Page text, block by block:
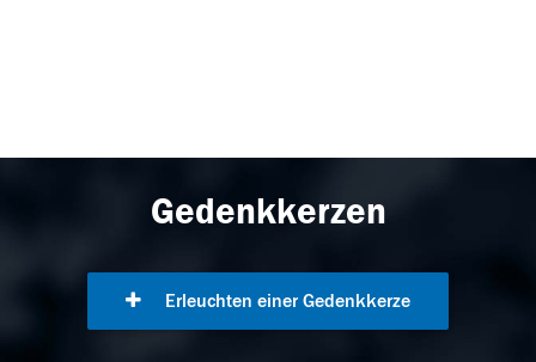
Gedenkkerzen
Erleuchten einer Gedenkkerze